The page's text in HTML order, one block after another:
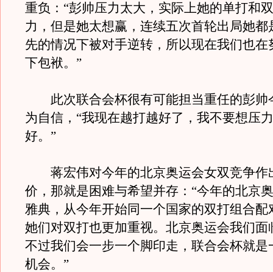
重负：“彭帅压力太大，实际上她的单打和
力，但是她太想赢，连续五次首轮出局她都
先的情况下被对手逆转，所以现在我们也在
下包袱。”
此次联合会杯很有可能担当重任的彭帅
为自信，“我现在越打越好了，我不要想压
好。”
蒋宏伟对今年的北京奥运会女双竞争作
价，那就是困难与希望并存：“今年的北京
雅典，从今年开始同一个国家的双打组合配
她们对双打也更加重视。北京奥运会我们面
不过我们会一步一个脚印走，联合会杯就是
机会。”